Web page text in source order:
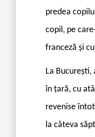
predea
copil, pe
franceză și
La
în țară, cu
revenise
la câteva